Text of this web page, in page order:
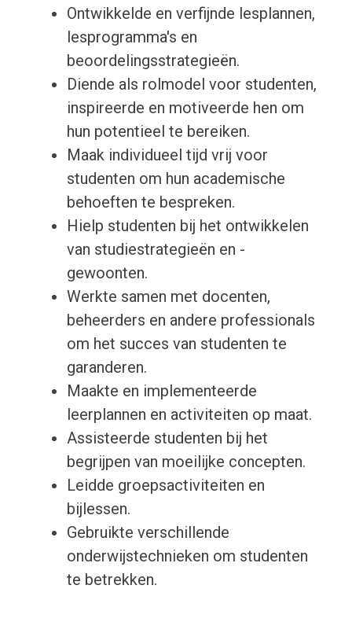
Ontwikkelde en verfijnde lesplannen,
lesprogramma's en
beoordelingsstrategieën.
Diende als rolmodel voor studenten,
inspireerde en motiveerde hen om
hun potentieel te bereiken.
Maak individueel tijd vrij voor
studenten om hun academische
behoeften te bespreken.
Hielp studenten bij het ontwikkelen
van studiestrategieën en -
gewoonten.
Werkte samen met docenten,
beheerders en andere professionals
om het succes van studenten te
garanderen.
Maakte en implementeerde
leerplannen en activiteiten op maat.
Assisteerde studenten bij het
begrijpen van moeilijke concepten.
Leidde groepsactiviteiten en
bijlessen.
Gebruikte verschillende
onderwijstechnieken om studenten
te betrekken.